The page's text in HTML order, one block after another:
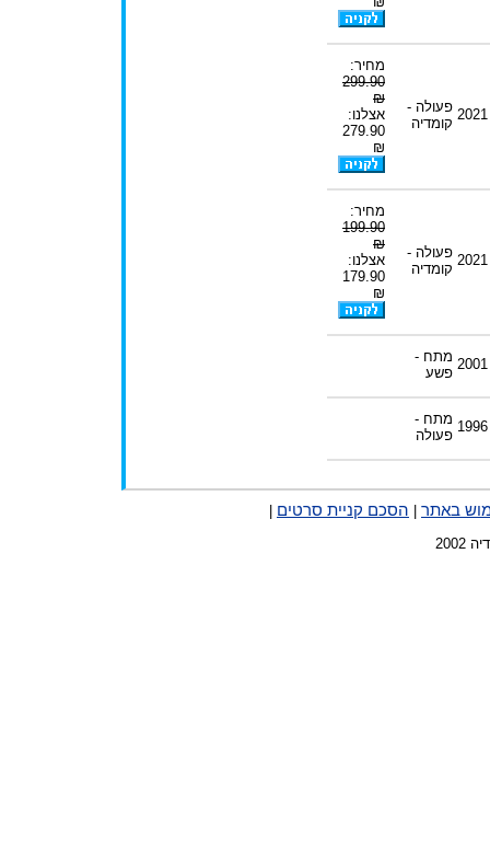
2021 פעולה -
קומדיה
מחיר:
299.90
₪
אצלנו:
279.90
₪
2021 פעולה -
קומדיה
מחיר:
199.90
₪
אצלנו:
179.90
₪
2001 מתח -
פשע
1996 מתח -
פעולה
באתר הסכם קניית סרטים